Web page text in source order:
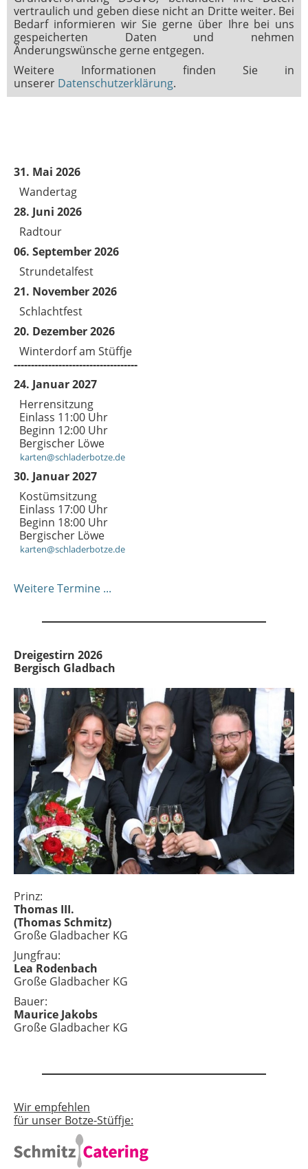
vertraulich und geben diese nicht an Dritte weiter. Bei
Bedarf informieren wir Sie gerne über Ihre bei uns
gespeicherten Daten und nehmen
Änderungswünsche gerne entgegen.
Weitere Informationen finden Sie in
unserer Datenschutzerklärung.
31. Mai 2026
Wandertag
28. Juni 2026
Radtour
06. September 2026
Strundetalfest
21. November 2026
Schlachtfest
20. Dezember 2026
Winterdorf am Stüffje
------------------------------------
24. Januar 2027
Herrensitzung
Einlass 11:00 Uhr
Beginn 12:00 Uhr
Bergischer Löwe
karten@schladerbotze.de
30. Januar 2027
Kostümsitzung
Einlass 17:00 Uhr
Beginn 18:00 Uhr
Bergischer Löwe
karten@schladerbotze.de
Weitere Termine ...
Dreigestirn 2026
Bergisch Gladbach
Prinz:
Thomas III.
(Thomas Schmitz)
Große Gladbacher KG
Jungfrau:
Lea Rodenbach
Große Gladbacher KG
Bauer:
Maurice Jakobs
Große Gladbacher KG
Wir empfehlen
für unser Botze-Stüffje: